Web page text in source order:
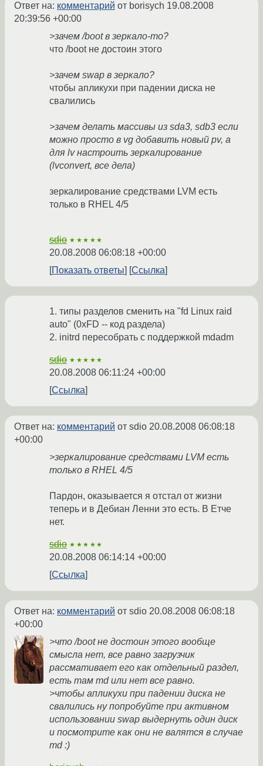
Ответ на: комментарий от borisych 19.08.2008
20:39:56 +00:00
>зачем /boot в зеркало-то?
что /boot не достоин этого
>зачем swap в зеркало?
чтобы апликухи при падении диска не
свалились
>зачем делать массивы из sda3, sdb3 если
можно просто в vg добавить новый pv, а
для lv настроить зеркалирование
(lvconvert, все дела)
зеркалирование средствами LVM есть
только в RHEL 4/5
sdio ★★★★★
20.08.2008 06:08:18 +00:00
Показать ответы
Ссылка
1. типы разделов сменить на "fd Linux raid
auto" (0xFD -- код раздела)
2. initrd пересобрать с поддержкой mdadm
sdio ★★★★★
20.08.2008 06:11:24 +00:00
Ссылка
Ответ на: комментарий от sdio 20.08.2008 06:08:18
+00:00
>зеркалирование средствами LVM есть
только в RHEL 4/5
Пардон, оказывается я отстал от жизни
теперь и в Дебиан Ленни это есть. В Етче
нет.
sdio ★★★★★
20.08.2008 06:14:14 +00:00
Ссылка
Ответ на: комментарий от sdio 20.08.2008 06:08:18
+00:00
>что /boot не достоин этого вообще
смысла нет, все равно загрузчик
рассмативает его как отдельный раздел,
есть там md или нет все равно.
>чтобы апликухи при падении диска не
свалились ну попробуйте при активном
использовании swap выдернуть один диск
и посмотрите как они не валятся в случае
md :)